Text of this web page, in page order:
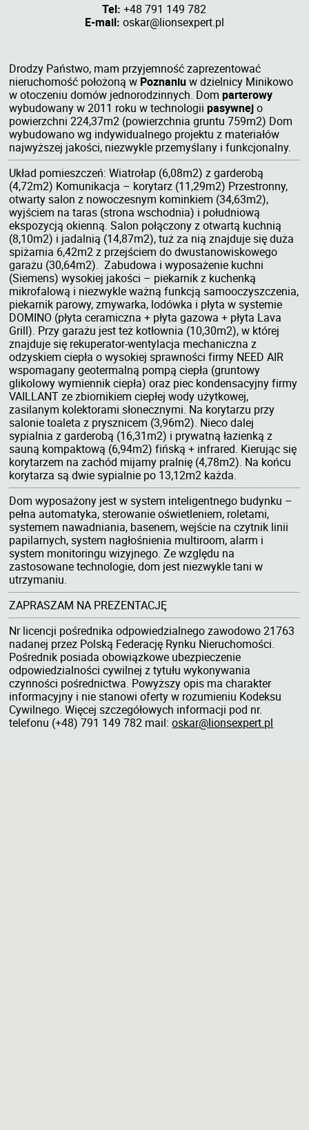
Tel: +48 791 149 782
E-mail: oskar@lionsexpert.pl
Drodzy Państwo, mam przyjemność zaprezentować
nieruchomość położoną w Poznaniuw dzielnicy Minikowo
w otoczeniu domów jednorodzinnych. Domparterowy
wybudowany w 2011 roku w technologiipasywnejo
powierzchni 224,37m2 (powierzchnia gruntu 759m2) Dom
wybudowano wg indywidualnego projektu z materiałów
najwyższej jakości, niezwykle przemyślany i funkcjonalny.
Układ pomieszczeń: Wiatrołap (6,08m2) z garderobą
(4,72m2) Komunikacja – korytarz (11,29m2) Przestronny,
otwarty salon z nowoczesnym kominkiem (34,63m2),
wyjściem na taras (strona wschodnia) i południową
ekspozycją okienną. Salon połączony z otwartą kuchnią
(8,10m2) i jadalnią (14,87m2), tuż za nią znajduje się duża
spiżarnia 6,42m2 z przejściem do dwustanowiskowego
garażu (30,64m2). Zabudowa i wyposażenie kuchni
(Siemens) wysokiej jakości – piekarnik z kuchenką
mikrofalową i niezwykle ważną funkcją samooczyszczenia,
piekarnik parowy, zmywarka, lodówka i płyta w systemie
DOMINO (płyta ceramiczna + płyta gazowa + płyta Lava
Grill). Przy garażu jest też kotłownia (10,30m2), w której
znajduje się rekuperator-wentylacja mechaniczna z
odzyskiem ciepła o wysokiej sprawności firmy NEED AIR
wspomagany geotermalną pompą ciepła (gruntowy
glikolowy wymiennik ciepła) oraz piec kondensacyjny firmy
VAILLANT ze zbiornikiem ciepłej wody użytkowej,
zasilanym kolektorami słonecznymi. Na korytarzu przy
salonie toaleta z prysznicem (3,96m2). Nieco dalej
sypialnia z garderobą (16,31m2) i prywatną łazienką z
sauną kompaktową (6,94m2) fińską + infrared. Kierując się
korytarzem na zachód mijamy pralnię (4,78m2). Na końcu
korytarza są dwie sypialnie po 13,12m2 każda.
Dom wyposażony jest w system inteligentnego budynku –
pełna automatyka, sterowanie oświetleniem, roletami,
systemem nawadniania, basenem, wejście na czytnik linii
papilarnych, system nagłośnienia multiroom, alarm i
system monitoringu wizyjnego. Ze względu na
zastosowane technologie, dom jest niezwykle tani w
utrzymaniu.
ZAPRASZAM NA PREZENTACJĘ
Nr licencji pośrednika odpowiedzialnego zawodowo 21763
nadanej przez Polską Federację Rynku Nieruchomości.
Pośrednik posiada obowiązkowe ubezpieczenie
odpowiedzialności cywilnej z tytułu wykonywania
czynności pośrednictwa. Powyższy opis ma charakter
informacyjny i nie stanowi oferty w rozumieniu Kodeksu
Cywilnego. Więcej szczegółowych informacji pod nr.
telefonu (+48) 791 149 782 mail:oskar@lionsexpert.pl